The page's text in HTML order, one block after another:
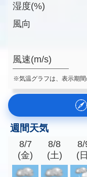
湿度(%)
風向
風速(m/s)
※気温グラフは、表示期間
週間天気
8/7
(金)
8/8
(土)
8/
(